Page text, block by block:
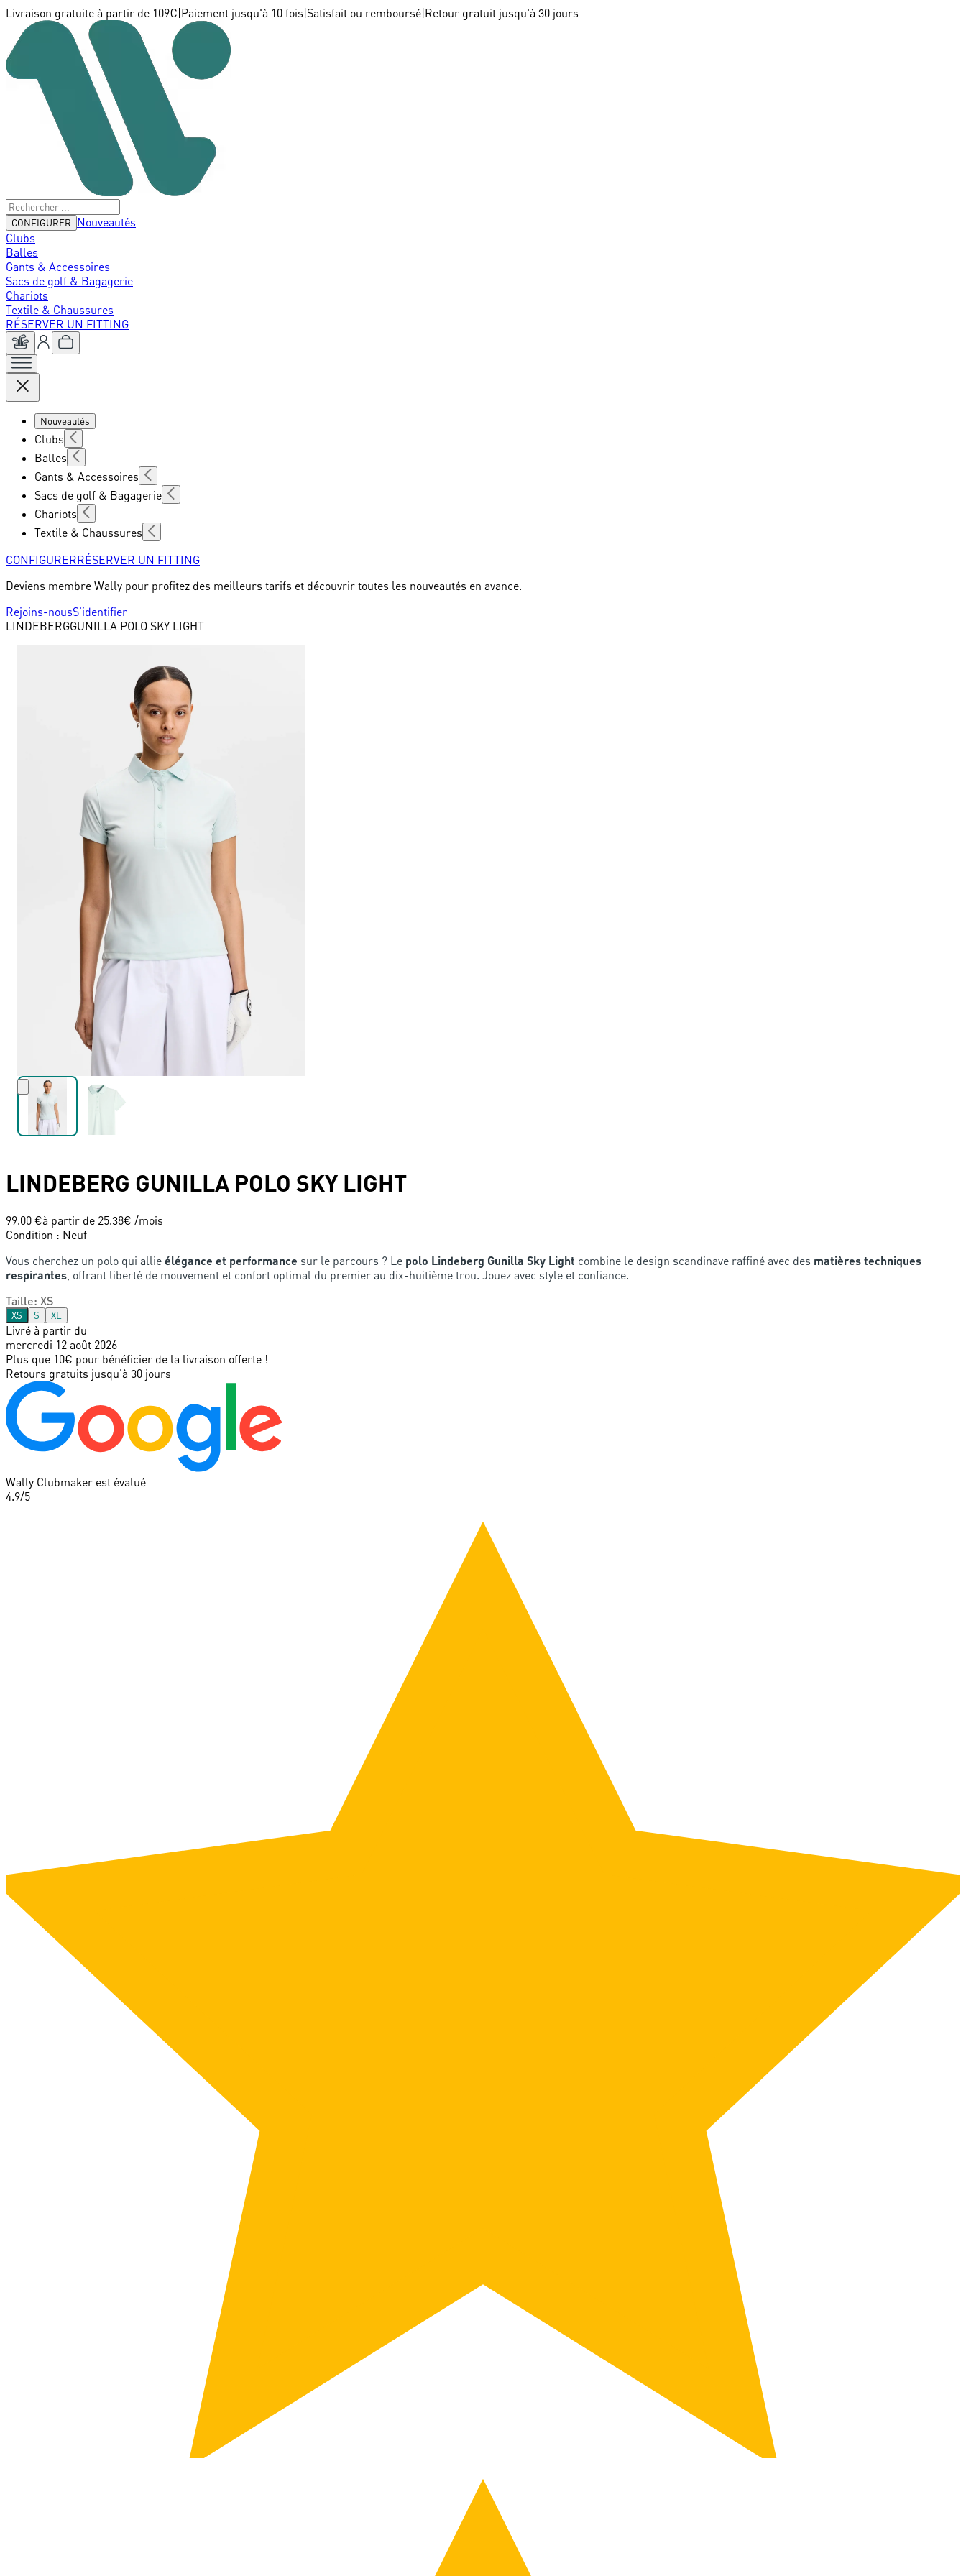
Livraison gratuite à partir de 109€ Paiement jusqu'à 10 fois Satisfait ou remboursé Retour gratuit jusqu'à 30 jours
CONFIGURER
Nouveautés
Clubs
Balles
Gants & Accessoires
Sacs de golf & Bagagerie
Chariots
Textile & Chaussures
RÉSERVER UN FITTING
Nouveautés
Clubs
Balles
Gants & Accessoires
Sacs de golf & Bagagerie
Chariots
Textile & Chaussures
CONFIGURERRÉSERVER UN FITTING
Deviens membre Wally pour profitez des meilleurs tarifs et découvrir toutes les nouveautés en avance.
Rejoins-nousS'identifier
LINDEBERGGUNILLA POLO SKY LIGHT
LINDEBERG GUNILLA POLO SKY LIGHT
99.00 €à partir de 25.38€ /mois
Condition : Neuf
Vous cherchez un polo qui allie élégance et performance sur le parcours ? Le polo Lindeberg Gunilla Sky Light combine le design scandinave raffiné avec des matières techniques
respirantes , offrant liberté de mouvement et confort optimal du premier au dix-huitième trou. Jouez avec style et confiance.
Taille: XS
XS S XL
Livré à partir du
mercredi 12 août 2026
Plus que 10€ pour bénéficier de la livraison offerte !
Retours gratuits jusqu'à 30 jours
Wally Clubmaker est évalué
4.9/5